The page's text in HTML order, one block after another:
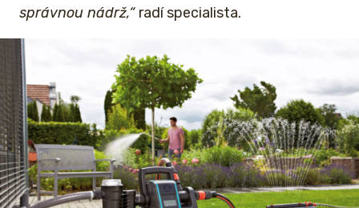
správnou nádrž,“ radí specialista.